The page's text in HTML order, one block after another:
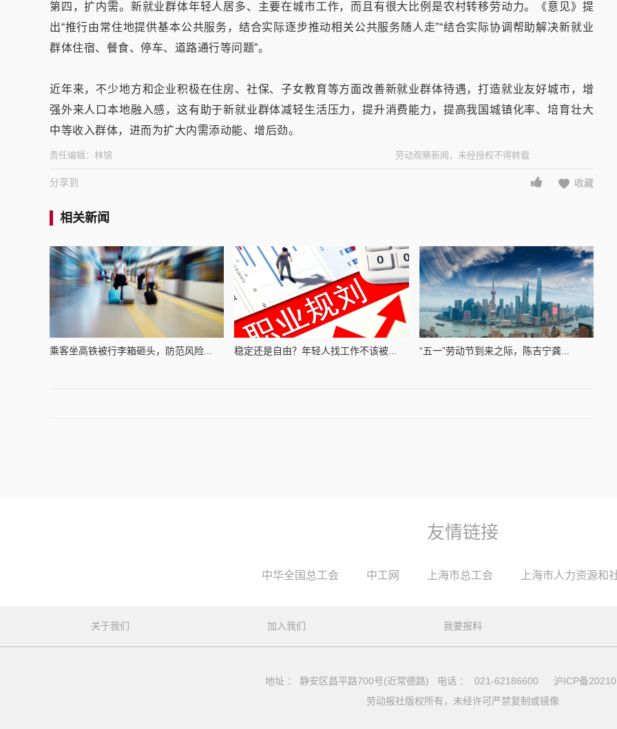
第四，扩内需。新就业群体年轻人居多、主要在城市工作，而且有很大比例是农村转移劳动力。《意见》提
出“推行由常住地提供基本公共服务，结合实际逐步推动相关公共服务随人走”“结合实际协调帮助解决新就业
群体住宿、餐食、停车、道路通行等问题”。
近年来，不少地方和企业积极在住房、社保、子女教育等方面改善新就业群体待遇，打造就业友好城市，增
强外来人口本地融入感，这有助于新就业群体减轻生活压力，提升消费能力，提高我国城镇化率、培育壮大
中等收入群体，进而为扩大内需添动能、增后劲。
责任编辑： 林锦 劳动观察新闻，未经授权不得转载
分享到 收藏
相关新闻
乘客坐高铁被行李箱砸头，防范风险... 稳定还是自由？年轻人找工作不该被... “五一”劳动节到来之际，陈吉宁龚...
友情链接
中华全国总工会 中工网 上海市总工会 上海市人力资源和
关于我们 加入我们 我要报料
地址 ： 静安区昌平路700号(近常德路) 电话 ： 021-62186600
沪ICP备
劳动报社版权所有，未经许可严禁复制或镜像